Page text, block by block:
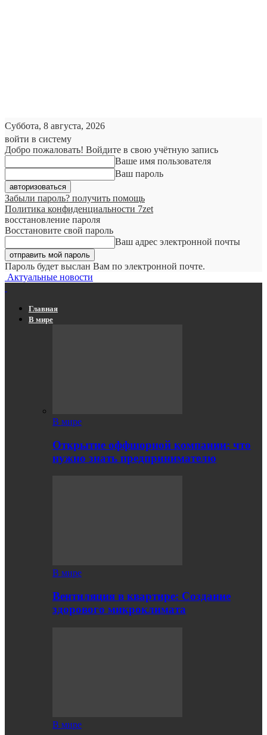
Суббота, 8 августа, 2026
войти в систему
Добро пожаловать! Войдите в свою учётную запись
Ваше имя пользователя
Ваш пароль
Забыли пароль? получить помощь
Политика конфиденциальности 7zet
восстановление пароля
Восстановите свой пароль
Ваш адрес электронной почты
Пароль будет выслан Вам по электронной почте.
Актуальные новости
Главная
В мире
В мире
Открытие оффшорной компании: что
нужно знать предпринимателю
В мире
Вентиляция в квартире: Создание
здорового микроклимата
В мире